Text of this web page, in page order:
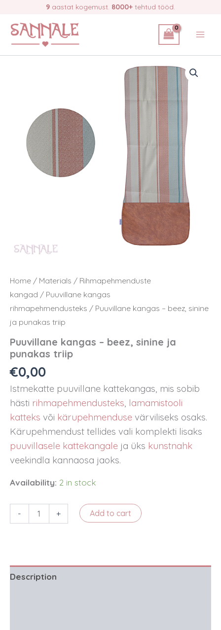
content
9 aastat kogemust. 8000+ tehtud tööd.
Home / Materials / Rihmapehmenduste
kangad / Puuvillane kangas
rihmapehmendusteks / Puuvillane kangas – beez, sinine
ja punakas triip
Puuvillane kangas – beez, sinine ja
punakas triip
€0,00
Istmekatte puuvillane kattekangas, mis sobib
hästi rihmapehmendusteks lamamistooli
katteks või kärupehmenduse värviliseks osaks.
Kärupehmendust tellides vali komplekti lisaks
puuvillasele kattekangale ja üks kunstnahk
veekindla kannaosa jaoks.
Availability: 2 in stock
-
punakas
triip
+ Add to cart
Description
ja
punakas
quantity